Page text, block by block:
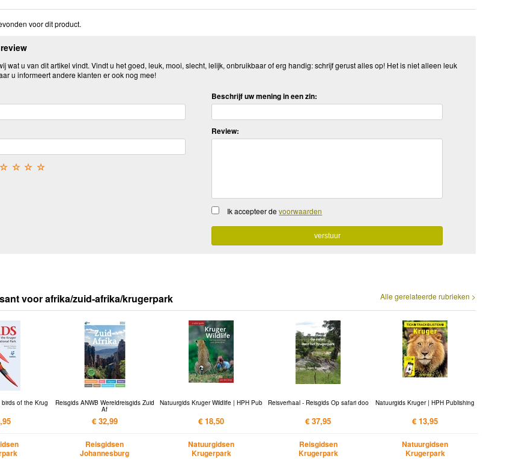
voor dit product.
wat u van dit artikel vindt. Vindt u het goed, leuk, mooi, slecht, lelijk, onbruikbaar of erg handig: schrijf gerust alles op! Het is niet alleen leuk
u informeert andere klanten er ook nog mee!
☆
☆
☆
☆
Beschrijf uw mening in een zin:
Review:
Ik accepteer devoorwaarden
Alle gerelateerde rubrieken >
voor afrika/zuid-afrika/krugerpark
of the Krug Reisgids ANWB Wereldreisgids Zuid
Af
€ 32,99
Reisgidsen
Johannesburg
Natuurgids Kruger Wildlife | HPH Pub
€ 18,50
Natuurgidsen
Krugerpark
Reisverhaal - Reisgids Op safari doo
€ 37,95
Reisgidsen
Krugerpark
Natuurgids Kruger | HPH Publishing
€ 13,95
Natuurgidsen
Krugerpark